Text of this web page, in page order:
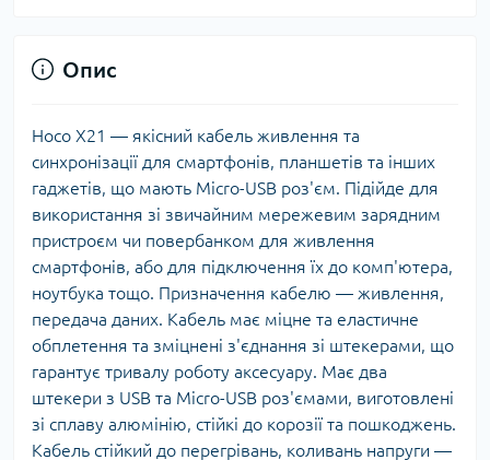
Опис
Hoco X21 — якісний кабель живлення та
синхронізації для смартфонів, планшетів та інших
гаджетів, що мають Micro-USB роз'єм. Підійде для
використання зі звичайним мережевим зарядним
пристроєм чи повербанком для живлення
смартфонів, або для підключення їх до комп'ютера,
ноутбука тощо. Призначення кабелю — живлення,
передача даних. Кабель має міцне та еластичне
обплетення та зміцнені з'єднання зі штекерами, що
гарантує тривалу роботу аксесуару. Має два
штекери з USB та Micro-USB роз'ємами, виготовлені
зі сплаву алюмінію, стійкі до корозії та пошкоджень.
Кабель стійкий до перегрівань, коливань напруги —